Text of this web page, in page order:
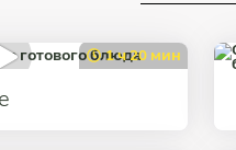
1 ч 20 мин